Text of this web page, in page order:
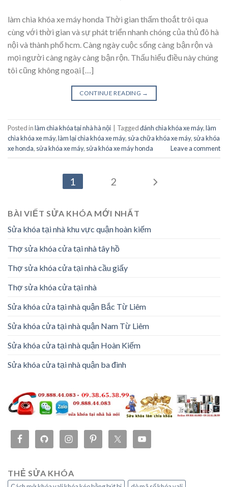
làm chìa khóa xe máy honda Thời gian thấm thoắt trôi qua
cùng với thời gian và sự phát triển nhanh chóng của thủ đô hà
nội và thành phố hcm. Càng ngày cuộc sống càng bận rộn và
mọi người càng ngày càng bận rộn. Thấu hiểu điều này chúng
tôi cũng không ngoại […]
CONTINUE READING →
Posted inlàm chìa khóa tại nhà hà nội Taggedđánh chìa khóa xe máy,làm
chìa khóa xe máy,làm lại chìa khóa xe máy, sửa chữa khóa xe máy, sửa khóa
xe honda, sửa khóa xe máy, sửa khóa xe máy honda Leave a comment
1 2
BÀI VIẾT SỬA KHÓA MỚI NHẤT
Sửa khóa tại nhà khu vực quận hoàn kiếm
Thợ sửa khóa cửa tại nhà tây hồ
Thợ sửa khóa cửa tại nhà cầu giấy
Thợ sửa khóa cửa tại nhà
Sửa khóa cửa tại nhà quận Bắc Từ Liêm
Sửa khóa cửa tại nhà quận Nam Từ Liêm
Sửa khóa cửa tại nhà quận Hoàn Kiếm
Sửa khóa cửa tại nhà quận ba đình
THẺ SỬA KHÓA